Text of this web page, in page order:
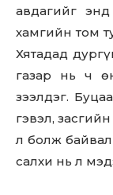
авдагийг
хамгийн том
Хятадад
газар нь ч
зээлдэг.
гэвэл,
л болж
салхи нь л